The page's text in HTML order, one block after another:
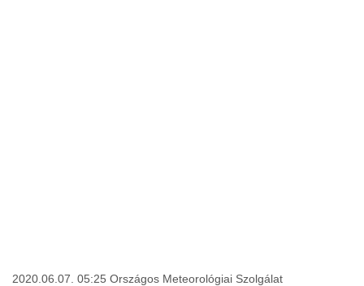
2020.06.07. 05:25 Országos Meteorológiai Szolgálat